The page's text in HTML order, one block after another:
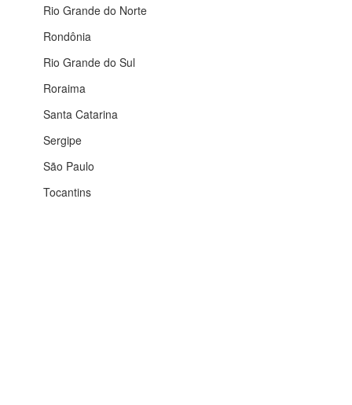
Rio Grande do Norte
Rondônia
Rio Grande do Sul
Roraima
Santa Catarina
Sergipe
São Paulo
Tocantins